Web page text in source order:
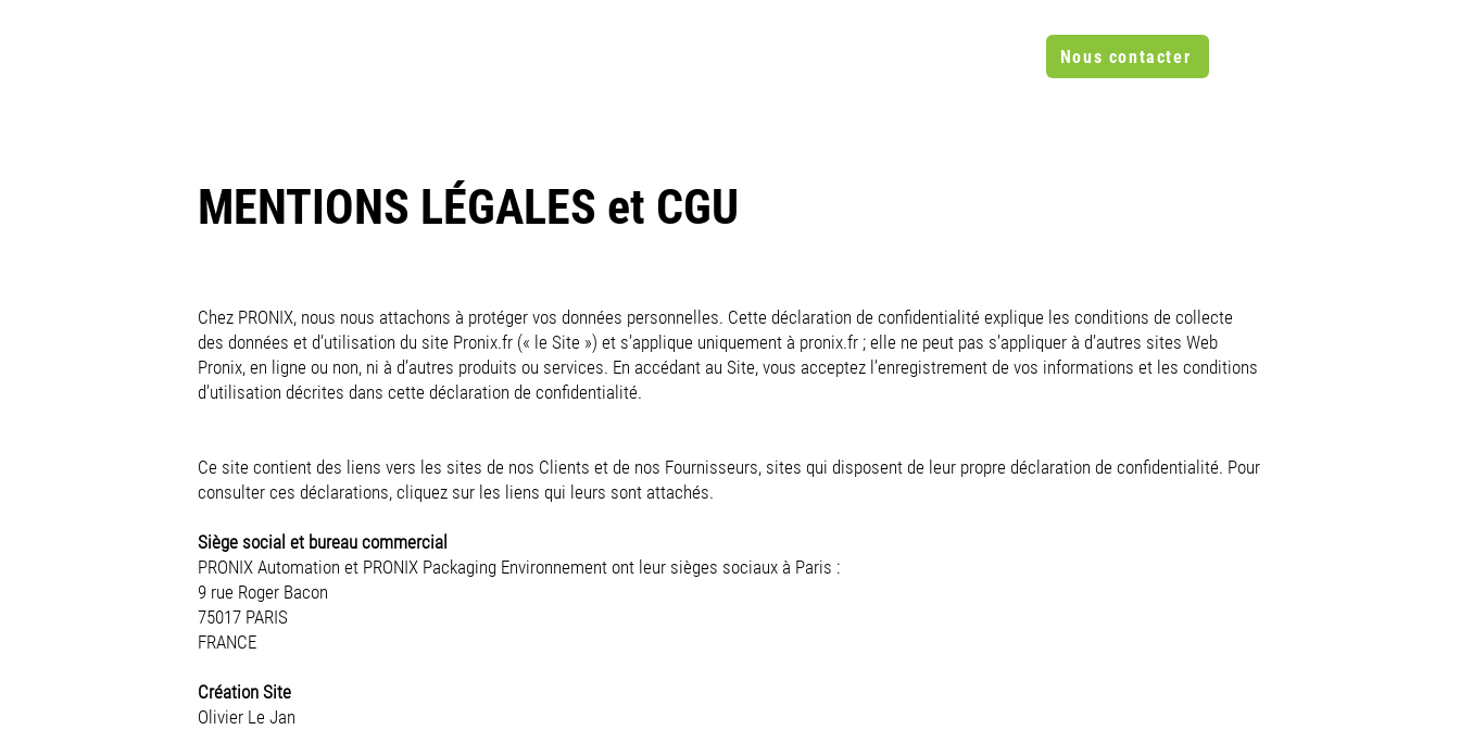
Nous contacter
MENTIONS LÉGALES et CGU
Chez PRONIX, nous nous attachons à protéger vos données personnelles. Cette déclaration de confidentialité explique les conditions de collecte
des données et d’utilisation du site Pronix.fr (« le Site ») et s’applique uniquement à pronix.fr ; elle ne peut pas s’appliquer à d’autres sites Web
Pronix, en ligne ou non, ni à d’autres produits ou services. En accédant au Site, vous acceptez l’enregistrement de vos informations et les conditions
d’utilisation décrites dans cette déclaration de confidentialité.
Ce site contient des liens vers les sites de nos Clients et de nos Fournisseurs, sites qui disposent de leur propre déclaration de confidentialité. Pour
consulter ces déclarations, cliquez sur les liens qui leurs sont attachés.
Siège social et bureau commercial
PRONIX Automation et PRONIX Packaging Environnement ont leur sièges sociaux à Paris :
9 rue Roger Bacon
75017 PARIS
FRANCE
Création Site
Olivier Le Jan